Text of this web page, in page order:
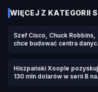
WIĘCEJ Z KATEGORII
Szef Cisco, Chuck Robbins,
chce budować centra
Hiszpański Xoople
130 mln dolarów w serii B na